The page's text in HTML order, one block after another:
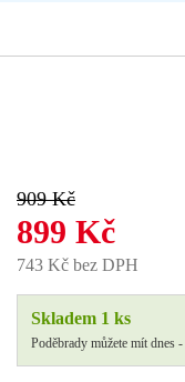
909 Kč
899 Kč
743 Kč bez DPH
Skladem 1 ks
Poděbrady můžete mít dnes -